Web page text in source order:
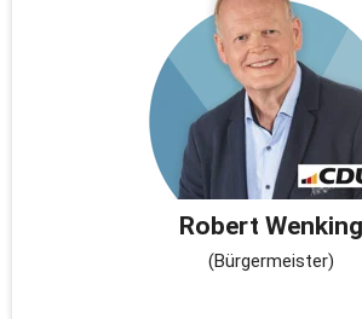
Robert Wenking
(Bürgermeister)